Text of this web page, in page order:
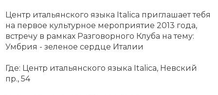
Центр итальянского языка Italica приглашает тебя
на первое культурное мероприятие 2013 года,
встречу в рамках Разговорного Клуба на тему:
Умбрия - зеленое сердце Италии
Где: Центр итальянского языка Italica, Невский
пр., 54